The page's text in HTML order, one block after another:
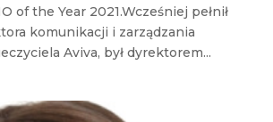
of the Year 2021.Wcześniej pełnił
komunikacji i zarządzania
Aviva, był dyrektorem...